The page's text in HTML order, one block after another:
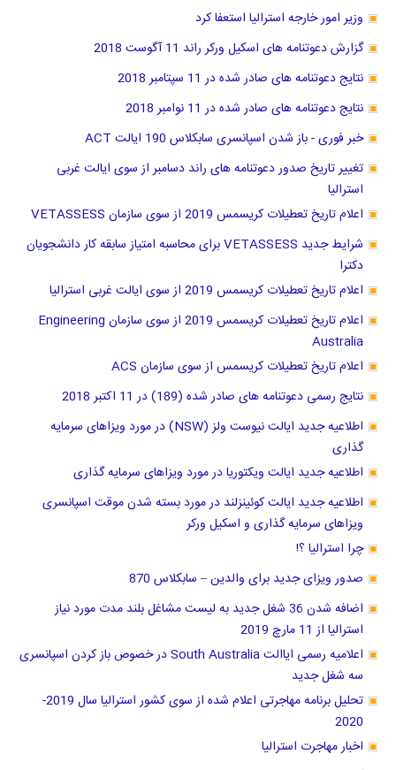
وزیر امور خارجه استرالیا استعفا کرد
گزارش دعوتنامه های اسکیل ورکر راند 11 آگوست 2018
نتایج دعوتنامه های صادر شده در 11 سپتامبر 2018
نتایج دعوتنامه های صادر شده در 11 نوامبر 2018
خبر فوری - باز شدن اسپانسری سابکلاس 190 ایالت ACT
تغییر تاریخ صدور دعوتنامه های راند دسامبر از سوی ایالت غربی
استرالیا
اعلام تاریخ تعطیلات کریسمس 2019 از سوی سازمان VETASSESS
شرایط جدید VETASSESS برای محاسبه امتیاز سابقه کار دانشجویان
دکترا
اعلام تاریخ تعطیلات کریسمس 2019 از سوی ایالت غربی استرالیا
اعلام تاریخ تعطیلات کریسمس 2019 از سوی سازمان Engineering
Australia
اعلام تاریخ تعطیلات کریسمس از سوی سازمان ACS
نتایج رسمی دعوتنامه های صادر شده (189) در 11 اکتبر 2018
اطلاعیه جدید ایالت نیوست ولز (NSW) در مورد ویزاهای سرمایه
گذاری
اطلاعیه جدید ایالت ویکتوریا در مورد ویزاهای سرمایه گذاری
اطلاعیه جدید ایالت کوئینزلند در مورد بسته شدن موقت اسپانسری
ویزاهای سرمایه گذاری و اسکیل ورکر
چرا استرالیا ؟!
صدور ویزای جدید برای والدین – سابکلاس 870
اضافه شدن 36 شغل جدید به لیست مشاغل بلند مدت مورد نیاز
استرالیا از 11 مارچ 2019
اعلامیه رسمی ایاالت South Australia در خصوص باز کردن اسپانسری
سه شغل جدید
تحلیل برنامه مهاجرتی اعلام شده از سوی کشور استرالیا سال 2019-
2020
اخبار مهاجرت استرالیا